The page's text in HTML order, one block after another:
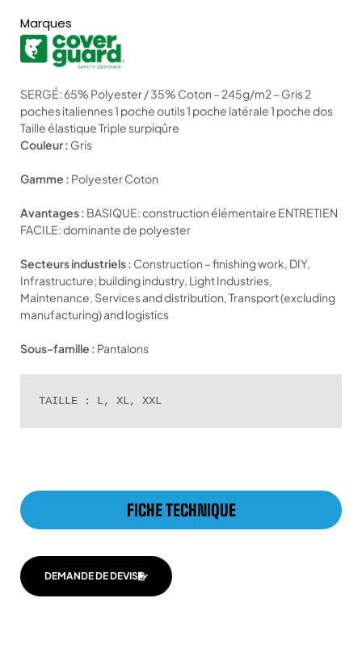
Marques
SERGÉ: 65% Polyester / 35% Coton – 245g/m2 – Gris 2
poches italiennes 1 poche outils 1 poche latérale 1 poche dos
Taille élastique Triple surpiqûre
Couleur : Gris
Gamme : Polyester Coton
Avantages : BASIQUE: construction élémentaire ENTRETIEN
FACILE: dominante de polyester
Secteurs industriels : Construction – finishing work, DIY,
Infrastructure; building industry, Light Industries,
Maintenance, Services and distribution, Transport (excluding
manufacturing) and logistics
Sous-famille : Pantalons
TAILLE : L, XL, XXL
FICHE TECHNIQUE
DEMANDE DE DEVIS